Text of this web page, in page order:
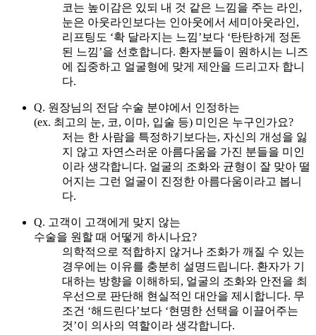
코는 높이감은 있되 내 것 같은 느낌을 주는 라인,
눈은 아웃라인보다는 인아웃에서 세미아웃라인,
리프팅도 ‘확 달라지는 느낌’보다 ‘탄탄하게 정돈
된 느낌’을 선호합니다. 환자분들이 원하시는 니즈
에 집중하고 얼굴형에 맞게 제안을 드리고자 합니
다.
Q. 원장님의 전담 수술 분야에서 인정하는
(ex. 최고의 눈, 코, 이마, 입술 등) 미인은 누구인가요?
저는 한 사람을 특정하기보다는, 자신의 개성을 잃
지 않고 자연스러운 아름다움을 가진 분들을 미인
이라 생각합니다. 얼굴의 조화와 균형이 잘 맞아 떨
어지는 그런 얼굴이 진정한 아름다움이라고 봅니
다.
Q. 고객이 고객에게 맞지 않는
수술을 원할 때 어떻게 하시나요?
의학적으로 적합하지 않거나 조화가 깨질 수 있는
경우에는 이유를 충분히 설명드립니다. 환자가 기
대하는 방향을 이해하되, 얼굴의 조화와 안전을 최
우선으로 판단해 현실적인 대안을 제시합니다. 무
조건 ‘해드린다’보다 ‘현명한 선택을 이끌어주는
것’이 의사의 역할이라 생각합니다.